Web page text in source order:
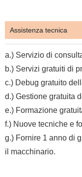
Assistenza tecnica
a.) Servizio di
b.) Servizi gratuiti di
c.) Debug gratuito
d.) Gestione gratuita
e.) Formazione
f.) Nuove tecniche e
g.) Fornire 1 anno di
il macchinario.